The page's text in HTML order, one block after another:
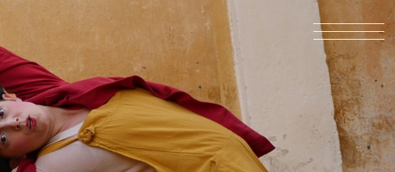
TIETOSUOJASELOSTE
TIETOSUOJASELOSTE
Etusivu
Konsertit